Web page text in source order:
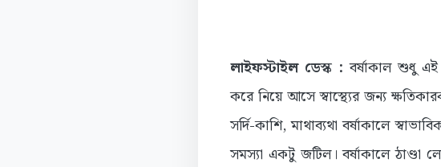
লাইফস্টাইল ডেস্ক : বর্ষাকাল শুধু
করে নিয়ে আসে স্বাস্থ্যের জন্য
সর্দি-কাশি, মাথাব্যথা বর্ষাকালে
সমস্যা একটু জটিল। বর্ষাকালে ঠাণ্ডা